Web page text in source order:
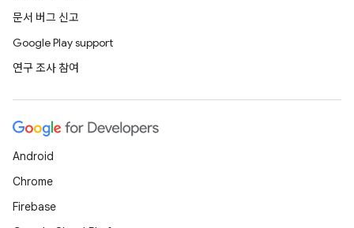
문서 버그 신고
Google Play support
연구 조사 참여
Android
Chrome
Firebase